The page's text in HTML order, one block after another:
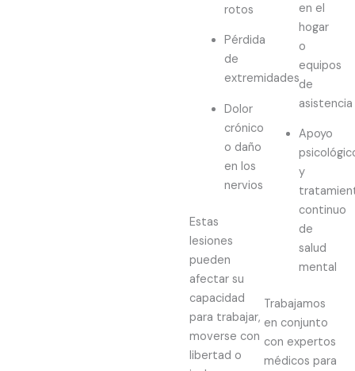
rotos
Pérdida
de
extremidades
Dolor
crónico
o daño
en los
nervios
Estas
lesiones
pueden
afectar su
capacidad
para trabajar,
moverse con
libertad o
en el
hogar
o
equipos
de
asistencia
Apoyo
y
continuo
de
salud
mental
Trabajamos
en conjunto
con expertos
médicos para